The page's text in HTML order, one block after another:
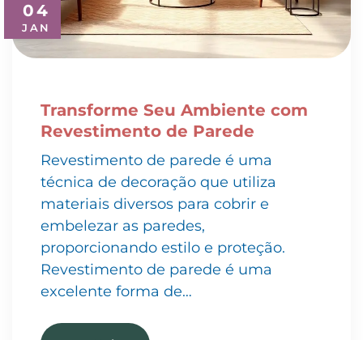
04
JAN
Transforme Seu Ambiente com
Revestimento de Parede
Revestimento de parede é uma
técnica de decoração que utiliza
materiais diversos para cobrir e
embelezar as paredes,
proporcionando estilo e proteção.
Revestimento de parede é uma
excelente forma de…